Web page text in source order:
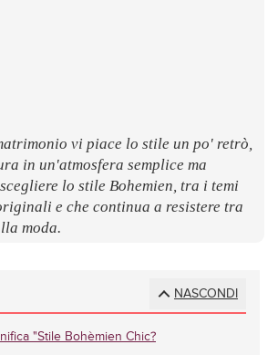
vi piace lo stile un po' retrò,
in un'atmosfera semplice ma
lo stile Bohemien, tra i temi
e che continua a resistere tra
moda.
NASCONDI
"Stile Bohèmien Chic?